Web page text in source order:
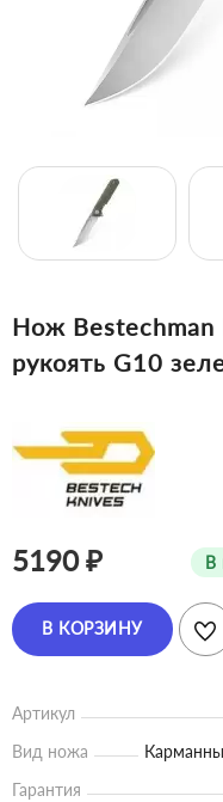
Нож Bestechman
рукоять G10
5190 ₽ В
В КОРЗИНУ
Артикул
Вид ножа
Гарантия